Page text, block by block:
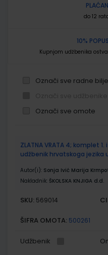
do 12
10%
Kupnjom udžbenika
Označi sve radne
Označi sve omote
proizvodi
ZLATNA VRATA 4; komplet
udžbenik hrvatskoga jezika
Autor(i): Sonja Ivić Marija
Nakladnik: ŠKOLSKA KNJIGA d.d.
SKU: 569014
ŠIFRA OMOTA: 500261
Udžbenik